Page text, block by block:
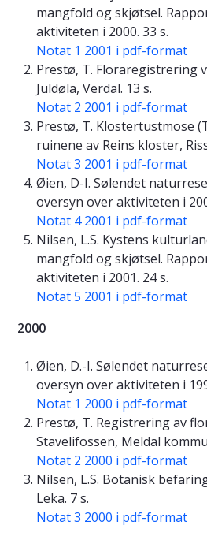
mangfold og skjøtsel.
aktiviteten i 2000. 33 s.
Notat 1 2001 i pdf-format
Prestø, T. Floraregistrering
Juldøla, Verdal. 13 s.
Notat 2 2001 i pdf-format
Prestø, T. Klostertustmose
ruinene av Reins kloster,
Notat 3 2001 i pdf-format
Øien, D-I. Sølendet
oversyn over aktiviteten i
Notat 4 2001 i pdf-format
Nilsen, L.S. Kystens
mangfold og skjøtsel.
aktiviteten i 2001. 24 s.
Notat 5 2001 i pdf-format
2000
Øien, D.-I. Sølendet
oversyn over aktiviteten i
Notat 1 2000 i pdf-format
Prestø, T. Registrering av
Stavelifossen, Meldal
Notat 2 2000 i pdf-format
Nilsen, L.S. Botanisk
Leka. 7 s.
Notat 3 2000 i pdf-format